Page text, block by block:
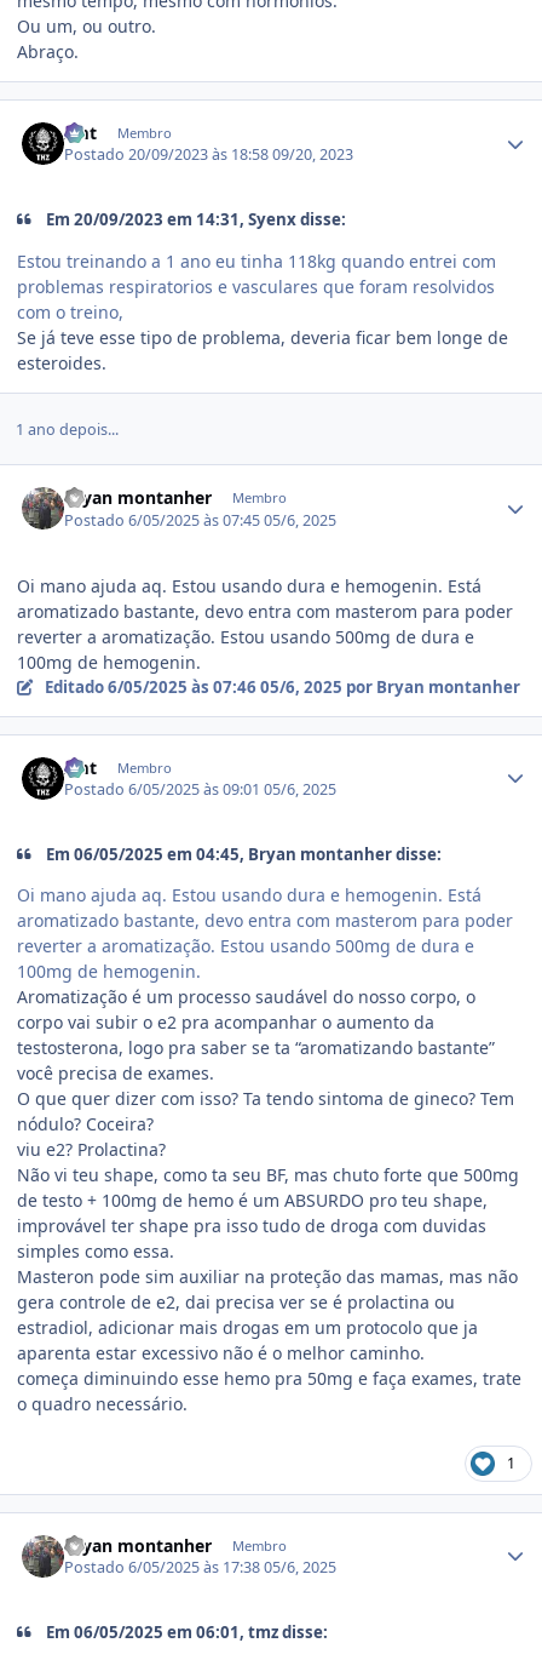
Ou um, ou outro.
Abraço.
zmt Membro
Postado20/09/2023 às 18:5809/20, 2023
Em 20/09/2023 em 14:31, Syenx disse:
Estou treinando a 1 ano eu tinha 118kg quando entrei com
problemas respiratorios e vasculares que foram resolvidos
com o treino,
Se já teve esse tipo de problema, deveria ficar bem longe de
esteroides.
1 ano depois...
Bryan montanher Membro
Postado6/05/2025 às 07:4505/6, 2025
Oi mano ajuda aq. Estou usando dura e hemogenin. Está
aromatizado bastante, devo entra com masterom para poder
reverter a aromatização. Estou usando 500mg de dura e
100mg de hemogenin.
Editado6/05/2025 às 07:46 05/6, 2025 por Bryan montanher
zmt Membro
Postado6/05/2025 às 09:0105/6, 2025
Em 06/05/2025 em 04:45, Bryan montanher disse:
Oi mano ajuda aq. Estou usando dura e hemogenin. Está
aromatizado bastante, devo entra com masterom para poder
reverter a aromatização. Estou usando 500mg de dura e
100mg de hemogenin.
Aromatização é um processo saudável do nosso corpo, o
corpo vai subir o e2 pra acompanhar o aumento da
testosterona, logo pra saber se ta “aromatizando bastante”
você precisa de exames.
O que quer dizer com isso? Ta tendo sintoma de gineco? Tem
nódulo? Coceira?
viu e2? Prolactina?
Não vi teu shape, como ta seu BF, mas chuto forte que 500mg
de testo + 100mg de hemo é um ABSURDO pro teu shape,
improvável ter shape pra isso tudo de droga com duvidas
simples como essa.
Masteron pode sim auxiliar na proteção das mamas, mas não
gera controle de e2, dai precisa ver se é prolactina ou
estradiol, adicionar mais drogas em um protocolo que ja
aparenta estar excessivo não é o melhor caminho.
começa diminuindo esse hemo pra 50mg e faça exames, trate
o quadro necessário.
1
Bryan montanher Membro
Postado6/05/2025 às 17:3805/6, 2025
Em 06/05/2025 em 06:01, tmz disse: